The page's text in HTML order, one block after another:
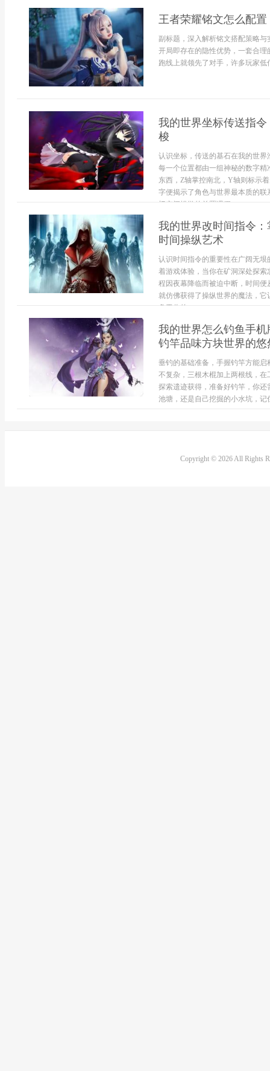
王者荣耀铭文怎么配
副标题，深入解析铭文搭配策略
开局即存在的隐性优势，一套合
跑线上就领先了对手，许多玩家
我的世界坐标传送指
梭
认识坐标，传送的基石在我的世
每一个位置都由一组神秘的数字
东西，Z轴掌控南北，Y轴则标示
字便揭示了角色与世界最本质的
切空间操纵的前置课程...
我的世界改时间指令
时间操纵艺术
认识时间指令的重要性在广阔无
着游戏体验，当你在矿洞深处探
程因夜幕降临而被迫中断，时间
就仿佛获得了操纵世界的魔法，
务于你的...
我的世界怎么钓鱼手
钓竿品味方块世界的悠
垂钓的基础准备，手握钓竿方能
不复杂，三根木棍加上两根线，
探索遗迹获得，准备好钓竿，你
池塘，还是自己挖掘的小水坑，记
Copyright © 2026 All Rights